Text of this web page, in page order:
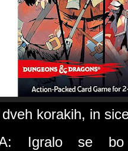
korakih, in
Igralo se